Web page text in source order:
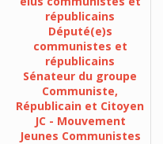
républicains
Député(e)s
communistes et
républicains
Sénateur du groupe
Communiste,
Républicain et Citoyen
JC - Mouvement
Jeunes Communistes